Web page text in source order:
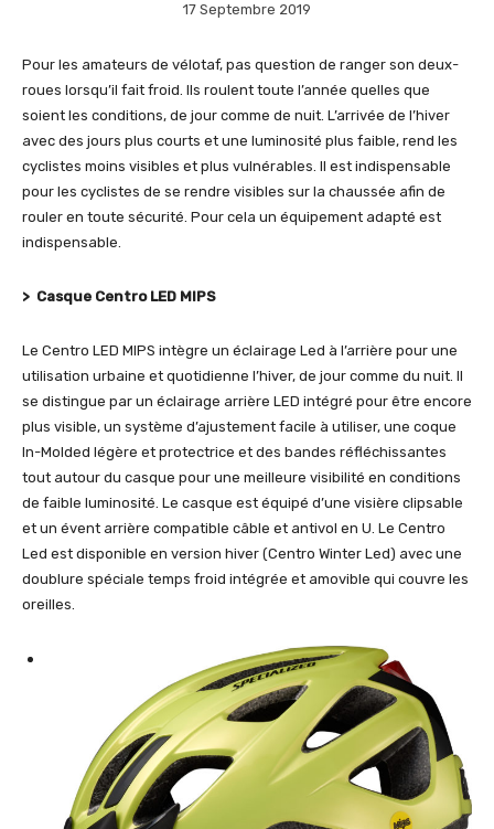
17 Septembre 2019
Pour les amateurs de vélotaf, pas question de ranger son deux-
roues lorsqu’il fait froid. Ils roulent toute l’année quelles que
soient les conditions, de jour comme de nuit. L’arrivée de l’hiver
avec des jours plus courts et une luminosité plus faible, rend les
cyclistes moins visibles et plus vulnérables. Il est indispensable
pour les cyclistes de se rendre visibles sur la chaussée afin de
rouler en toute sécurité. Pour cela un équipement adapté est
indispensable.
> Casque Centro LED MIPS
Le Centro LED MIPS intègre un éclairage Led à l’arrière pour une
utilisation urbaine et quotidienne l’hiver, de jour comme du nuit. Il
se distingue par un éclairage arrière LED intégré pour être encore
plus visible, un système d’ajustement facile à utiliser, une coque
In-Molded légère et protectrice et des bandes réfléchissantes
tout autour du casque pour une meilleure visibilité en conditions
de faible luminosité. Le casque est équipé d’une visière clipsable
et un évent arrière compatible câble et antivol en U. Le Centro
Led est disponible en version hiver (Centro Winter Led) avec une
doublure spéciale temps froid intégrée et amovible qui couvre les
oreilles.